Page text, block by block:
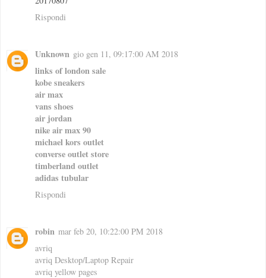
Rispondi
Unknown gio gen 11, 09:17:00 AM 2018
links of london sale
kobe sneakers
air max
vans shoes
air jordan
nike air max 90
michael kors outlet
converse outlet store
timberland outlet
adidas tubular
Rispondi
robin mar feb 20, 10:22:00 PM 2018
avriq
avriq Desktop/Laptop Repair
avriq yellow pages